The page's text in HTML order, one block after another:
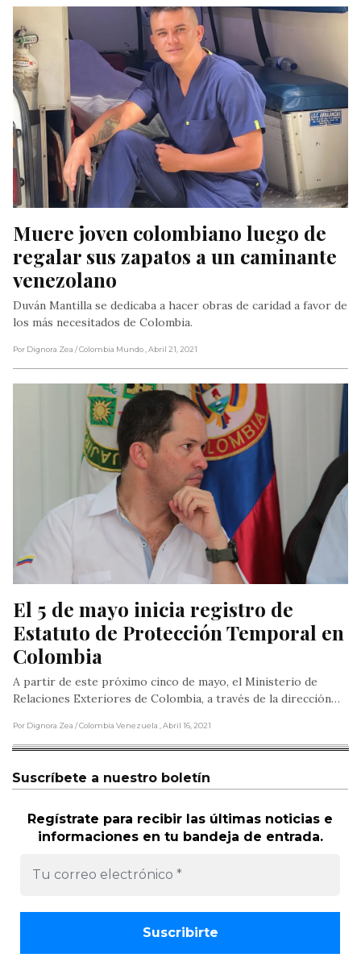
Muere joven colombiano luego de
regalar sus zapatos a un caminante
venezolano
Duván Mantilla se dedicaba a hacer obras de caridad a favor de
los más necesitados de Colombia.
Por Dignora Zea / Colombia Mundo , Abril 21, 2021
El 5 de mayo inicia registro de
Estatuto de Protección Temporal en
Colombia
A partir de este próximo cinco de mayo, el Ministerio de
Relaciones Exteriores de Colombia, a través de la dirección…
Por Dignora Zea / Colombia Venezuela , Abril 16, 2021
Suscríbete a nuestro boletín
Regístrate para recibir las últimas noticias e
informaciones en tu bandeja de entrada.